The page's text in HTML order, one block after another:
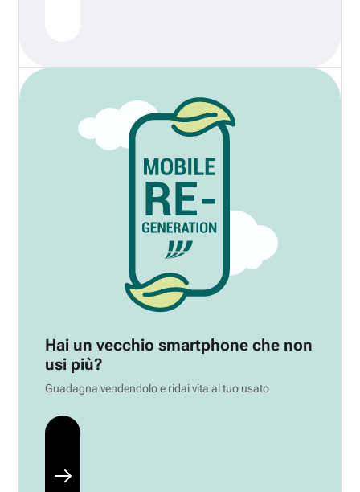
Hai un vecchio smartphone che non
usi più?
Guadagna vendendolo e ridai vita al tuo usato